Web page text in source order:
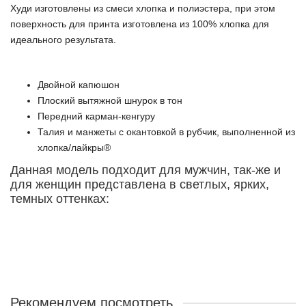
Худи изготовлены из смеси хлопка и полиэстера, при этом
поверхность для принта изготовлена из 100% хлопка для
идеального результата.
Двойной капюшон
Плоский вытяжной шнурок в тон
Передний карман-кенгуру
Талия и манжеты с окантовкой в рубчик, выполненной из
хлопка/лайкры®
Данная модель подходит для мужчин, так-же и
для женщин представлена в светлых, ярких,
темных оттенках:
Рекомендуем посмотреть